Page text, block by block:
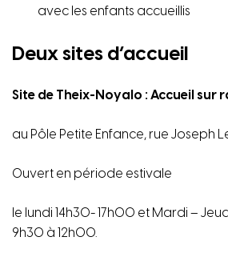
avec les enfants accueillis
Deux sites d’accueil
Site de Theix-Noyalo : Accueil sur
au Pôle Petite Enfance, rue Joseph
Ouvert en période estivale
le lundi 14h30- 17h00 et Mardi –
9h30 à 12h00.